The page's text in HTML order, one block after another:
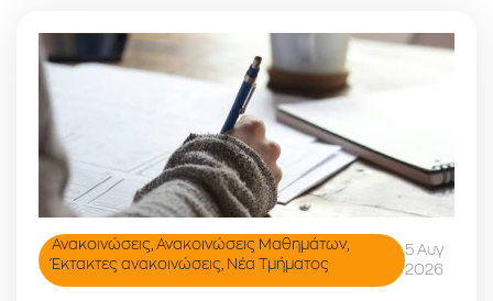
Ανακοινώσεις Ανακοινώσεις Μαθημάτων,
Έκτακτες ανακοινώσεις
Νέα Τμήματος
5 Αυγ
2026